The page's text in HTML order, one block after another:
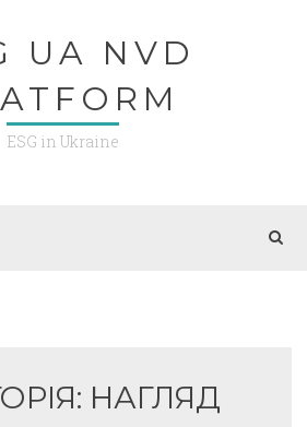
UA NVD
ESG in Ukraine
НАГЛЯД